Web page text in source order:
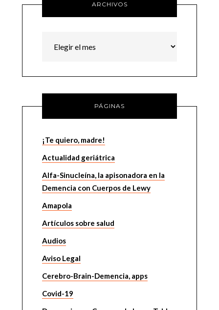
ARCHIVOS
PÁGINAS
¡Te quiero, madre!
Actualidad geriátrica
Alfa-Sinucleína, la apisonadora en la
Demencia con Cuerpos de Lewy
Amapola
Artículos sobre salud
Audios
Aviso Legal
Cerebro-Brain-Demencia, apps
Covid-19